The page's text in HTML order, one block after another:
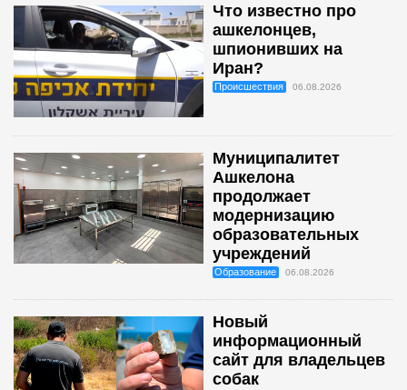
Что известно про
ашкелонцев,
шпионивших на
Иран?
Происшествия 06.08.2026
Муниципалитет
Ашкелона
продолжает
модернизацию
образовательных
учреждений
Образование 06.08.2026
Новый
информационный
сайт для владельцев
собак